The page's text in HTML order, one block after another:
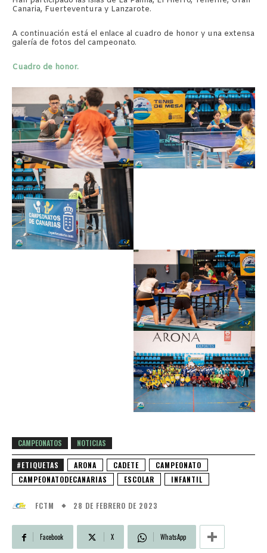
Canaria, Fuerteventura y Lanzarote.
A continuación está el enlace al cuadro de honor y una extensa
galería de fotos del campeonato.
Cuadro de honor.
CAMPEONATOS NOTICIAS
#ETIQUETAS ARONA CADETE
CAMPEONATO
CAMPEONATODECANARIAS
ESCOLAR INFANTIL
FCTM 28 DE FEBRERO DE 2023
Facebook X WhatsApp